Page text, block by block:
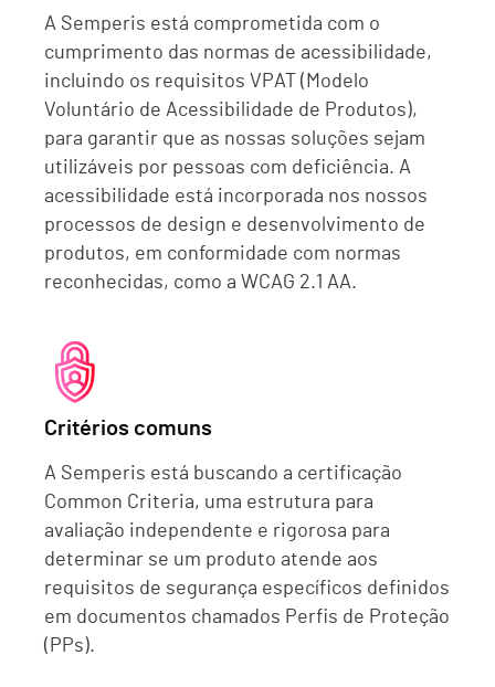
A Semperis está comprometida com o
cumprimento das normas de acessibilidade,
incluindo os requisitos VPAT (Modelo
Voluntário de Acessibilidade de Produtos),
para garantir que as nossas soluções sejam
utilizáveis por pessoas com deficiência. A
acessibilidade está incorporada nos nossos
processos de design e desenvolvimento de
produtos, em conformidade com normas
reconhecidas, como a WCAG 2.1 AA.
Critérios comuns
A Semperis está buscando a certificação
Common Criteria, uma estrutura para
avaliação independente e rigorosa para
determinar se um produto atende aos
requisitos de segurança específicos definidos
em documentos chamados Perfis de Proteção
(PPs).